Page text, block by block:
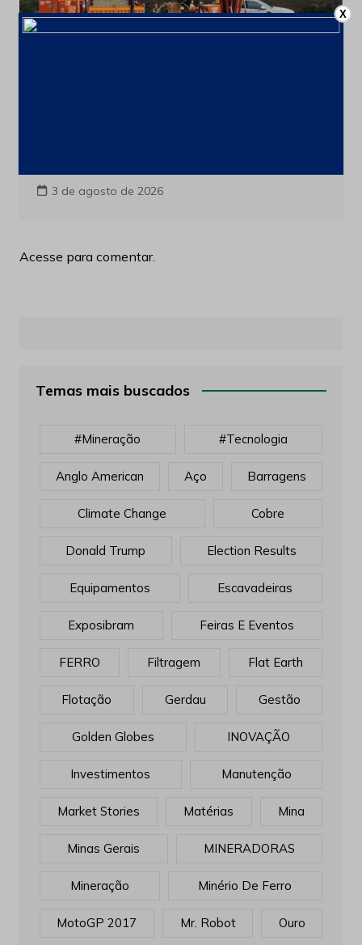
3 de agosto de 2026
Acesse para comentar.
Temas mais buscados
#mineração #tecnologia
Anglo American Aço Barragens
Climate Change Cobre
Donald Trump Election Results
Equipamentos Escavadeiras
Exposibram Feiras E Eventos
FERRO Filtragem Flat Earth
Flotação Gerdau Gestão
Golden Globes INOVAÇÃO
Investimentos Manutenção
Market Stories Matérias Mina
Minas Gerais MINERADORAS
Mineração Minério De Ferro
MotoGP 2017 Mr. Robot Ouro
X